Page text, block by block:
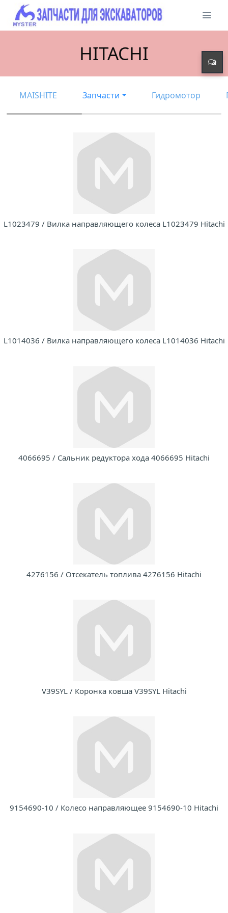
HITACHI
MAISHITE Запчасти Гидромотор
L1023479 / Вилка направляющего колеса L1023479 Hitachi
L1014036 / Вилка направляющего колеса L1014036 Hitachi
4066695 / Сальник редуктора хода 4066695 Hitachi
4276156 / Отсекатель топлива 4276156 Hitachi
V39SYL / Коронка ковша V39SYL Hitachi
9154690-10 / Колесо направляющее 9154690-10 Hitachi